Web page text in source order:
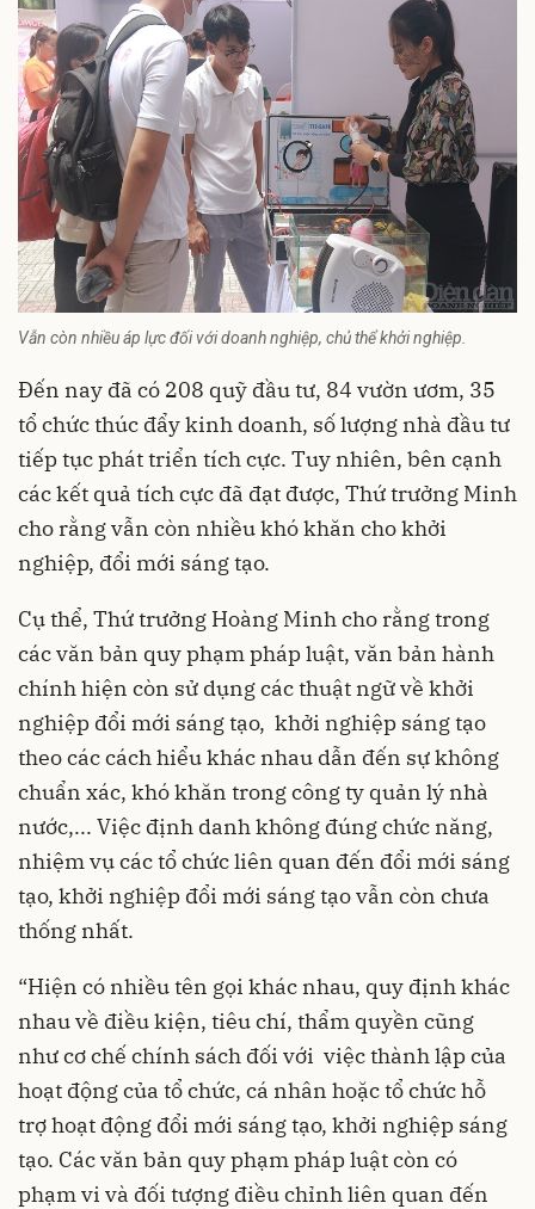
Vẫn còn nhiều áp lực đối với doanh nghiệp, chủ thể khởi nghiệp.
Đến nay đã có 208 quỹ đầu tư, 84 vườn ươm, 35
tổ chức thúc đẩy kinh doanh, số lượng nhà đầu tư
tiếp tục phát triển tích cực. Tuy nhiên, bên cạnh
các kết quả tích cực đã đạt được, Thứ trưởng Minh
cho rằng vẫn còn nhiều khó khăn cho khởi
nghiệp, đổi mới sáng tạo.
Cụ thể, Thứ trưởng Hoàng Minh cho rằng trong
các văn bản quy phạm pháp luật, văn bản hành
chính hiện còn sử dụng các thuật ngữ về khởi
nghiệp đổi mới sáng tạo, khởi nghiệp sáng tạo
theo các cách hiểu khác nhau dẫn đến sự không
chuẩn xác, khó khăn trong công ty quản lý nhà
nước,... Việc định danh không đúng chức năng,
nhiệm vụ các tổ chức liên quan đến đổi mới sáng
tạo, khởi nghiệp đổi mới sáng tạo vẫn còn chưa
thống nhất.
“Hiện có nhiều tên gọi khác nhau, quy định khác
nhau về điều kiện, tiêu chí, thẩm quyền cũng
như cơ chế chính sách đối với việc thành lập của
hoạt động của tổ chức, cá nhân hoặc tổ chức hỗ
trợ hoạt động đổi mới sáng tạo, khởi nghiệp sáng
tạo. Các văn bản quy phạm pháp luật còn có
phạm vi và đối tượng điều chỉnh liên quan đến